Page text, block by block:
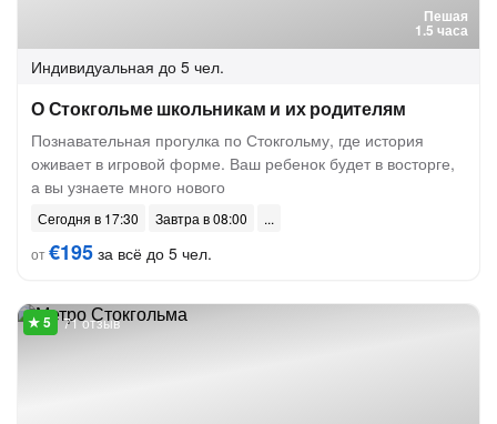
Пешая
1.5 часа
Индивидуальная до 5 чел.
О Стокгольме школьникам и их родителям
Познавательная прогулка по Стокгольму, где история
оживает в игровой форме. Ваш ребенок будет в восторге,
а вы узнаете много нового
Сегодня в 17:30
Завтра в 08:00
от€195 за всё до 5 чел.
71 отзыв